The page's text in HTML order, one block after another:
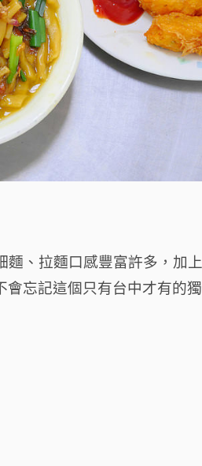
麵、拉麵口感豐富許多，加上
會忘記這個只有台中才有的獨